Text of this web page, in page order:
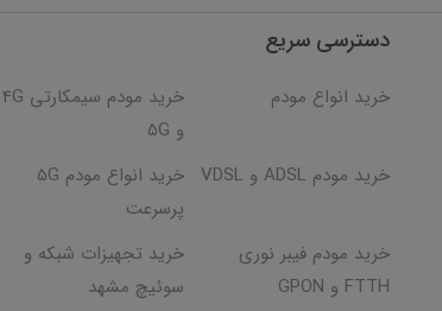
دسترسی سریع
خرید انواع مودم
خرید مودم سیمکارتی 4G
و 5G
خرید مودم ADSL و VDSL
خرید انواع مودم 5G
پرسرعت
خرید مودم فیبر نوری
FTTH و GPON
خرید تجهیزات شبکه و
سوئیچ مشهد